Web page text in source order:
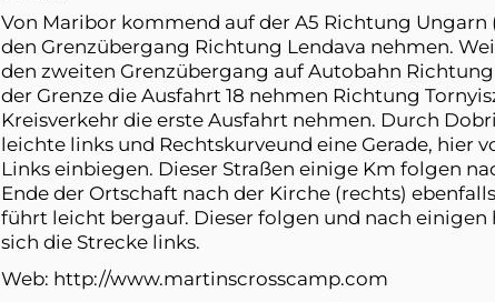
Von Maribor kommend auf der A5 Richtung
den Grenzübergang Richtung Lendava nehmen.
den zweiten Grenzübergang auf Autobahn
der Grenze die Ausfahrt 18 nehmen Richtung
Kreisverkehr die erste Ausfahrt nehmen. Durch
leichte links und Rechtskurveund eine Gerade, hier
Links einbiegen. Dieser Straßen einige Km folgen
Ende der Ortschaft nach der Kirche (rechts)
führt leicht bergauf. Dieser folgen und nach
sich die Strecke links.
Web: http://www.martinscrosscamp.com